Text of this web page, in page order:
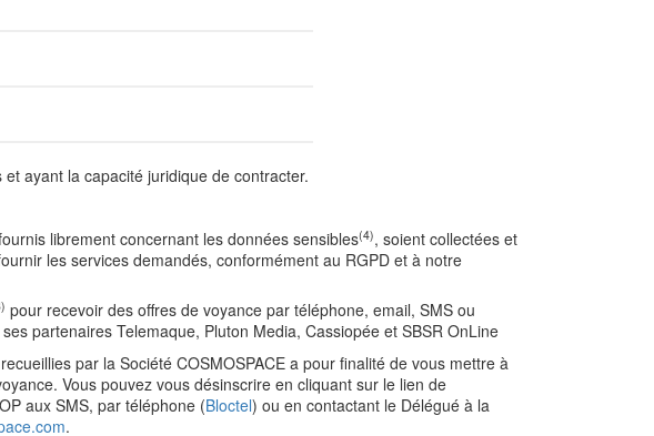
ayant la capacité juridique de contracter.
librement concernant les données sensibles(4), soient collectées et
les services demandés, conformément au RGPD et à notre
pour recevoir des offres de voyance par téléphone, email, SMS ou
partenaires Telemaque, Pluton Media, Cassiopée et SBSR OnLine
par la Société COSMOSPACE a pour finalité de vous mettre à
Vous pouvez vous désinscrire en cliquant sur le lien de
aux SMS, par téléphone (Bloctel) ou en contactant le Délégué à la
.